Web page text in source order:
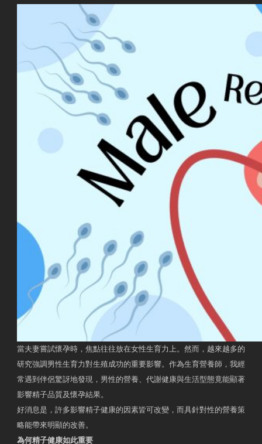
當夫妻嘗試懷孕時，焦點往往放在女性生育力上。然而，越來越多的
研究強調男性生育力對生殖成功的重要影響。作為生育營養師，我經
常遇到伴侶驚訝地發現，男性的營養、代謝健康與生活型態竟能顯著
影響精子品質及懷孕結果。
好消息是，許多影響精子健康的因素皆可改變，而具針對性的營養策
略能帶來明顯的改善。
為何精子健康如此重要